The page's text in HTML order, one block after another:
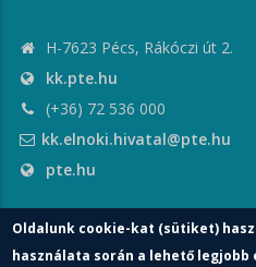
H-7623 Pécs, Rákóczi út 2.
kk.pte.hu
(+36) 72 536 000
kk.elnoki.hivatal@pte.hu
pte.hu
PTE login
Oldalunk cookie-kat (sütiket)
használata során a lehető